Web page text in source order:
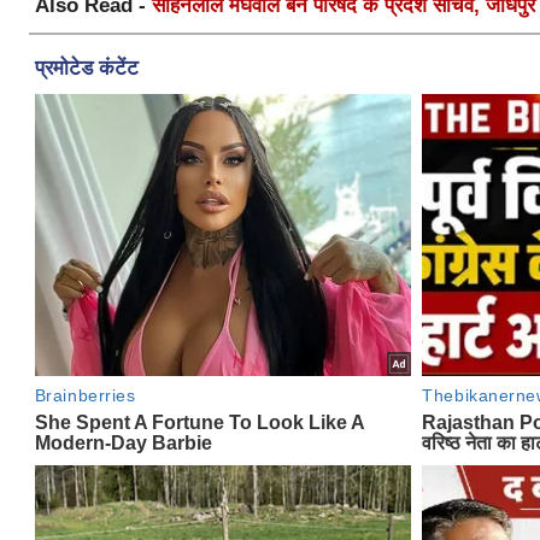
Also Read -सोहनलाल मेघवाल बने परिषद के प्रदेश सचिव, जोधपुर